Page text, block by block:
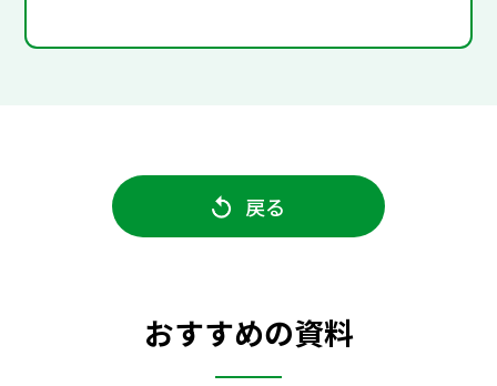
戻る
おすすめの資料